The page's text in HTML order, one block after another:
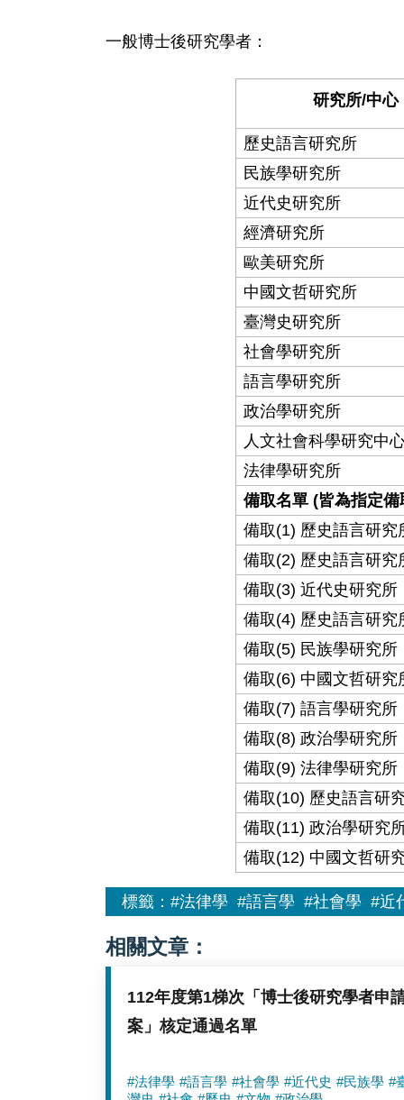
一般博士後研究學者：
研究所/中心
歷史語言研究所
民族學研究所
近代史研究所
經濟研究所
歐美研究所
中國文哲研究所
臺灣史研究所
社會學研究所
語言學研究所
政治學研究所
人文社會科學研究中
法律學研究所
備取名單 (皆為指定
備取(1) 歷史語言研究
備取(2) 歷史語言研究
備取(3) 近代史研究所
備取(4) 歷史語言研究
備取(5) 民族學研究所
備取(6) 中國文哲研究
備取(7) 語言學研究所
備取(8) 政治學研究所
備取(9) 法律學研究所
備取(10) 歷史語言研
備取(11) 政治學研究
備取(12) 中國文哲研
標籤：#法律學 #語言學 #社會學 #近
相關文章：
112年度第1梯次「博士後研究學者申
案」核定通過名單
#法律學 #語言學 #社會學 #近代史 #民族學 #